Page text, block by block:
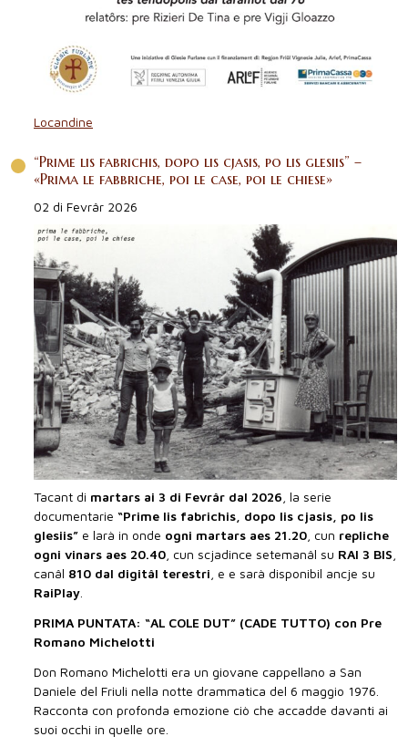
Locandine
“Prime lis fabrichis, dopo lis cjasis, po lis glesiis” –
«Prima le fabbriche, poi le case, poi le chiese»
02 di Fevrâr 2026
Tacant di martars ai 3 di Fevrâr dal 2026 , la serie
documentarie “Prime lis fabrichis, dopo lis cjasis, po lis
glesiis” e larà in onde ogni martars aes 21.20 , cun repliche
ogni vinars aes 20.40 , cun scjadince setemanâl su RAI 3 BIS
canâl 810 dal digitâl terestri , e e sarà disponibil ancje su
RaiPlay
PRIMA PUNTATA: “AL COLE DUT” (CADE TUTTO) con Pre
Romano Michelotti
Don Romano Michelotti era un giovane cappellano a San
Daniele del Friuli nella notte drammatica del 6 maggio 1976.
Racconta con profonda emozione ciò che accadde davanti ai
suoi occhi in quelle ore.